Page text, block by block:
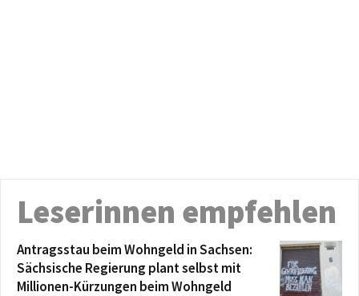
Leserinnen empfehlen
Antragsstau beim Wohngeld in Sachsen:
Sächsische Regierung plant selbst mit
Millionen-Kürzungen beim Wohngeld